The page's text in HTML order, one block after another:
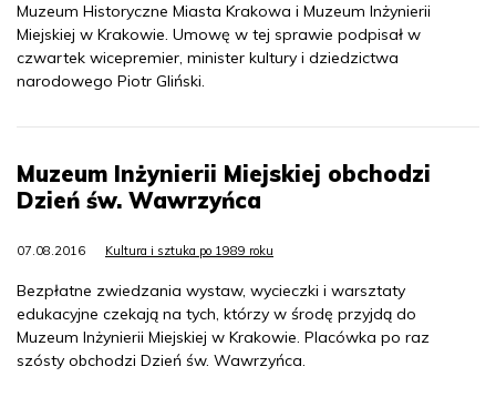
Muzeum Historyczne Miasta Krakowa i Muzeum Inżynierii
Miejskiej w Krakowie. Umowę w tej sprawie podpisał w
czwartek wicepremier, minister kultury i dziedzictwa
narodowego Piotr Gliński.
Muzeum Inżynierii Miejskiej obchodzi
Dzień św. Wawrzyńca
07.08.2016 Kultura i sztuka po 1989 roku
Bezpłatne zwiedzania wystaw, wycieczki i warsztaty
edukacyjne czekają na tych, którzy w środę przyjdą do
Muzeum Inżynierii Miejskiej w Krakowie. Placówka po raz
szósty obchodzi Dzień św. Wawrzyńca.